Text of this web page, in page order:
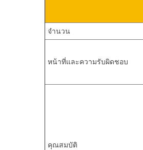
จำนวน
หน้าที่และความรับผิดชอบ
คุณสมบัติ